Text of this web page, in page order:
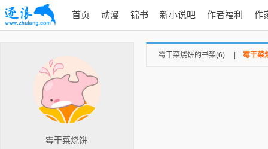
首页 动漫 锦书 新小说吧 作者福利 作
霉干菜烧饼
霉干菜烧饼的书架(6) 霉干菜